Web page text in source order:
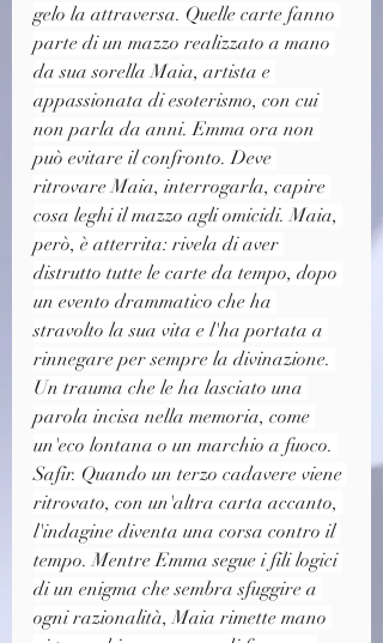
gelo la attraversa. Quelle carte fanno
parte di un mazzo realizzato a mano
da sua sorella Maia, artista e
appassionata di esoterismo, con cui
non parla da anni. Emma ora non
può evitare il confronto. Deve
ritrovare Maia, interrogarla, capire
cosa leghi il mazzo agli omicidi. Maia,
però, è atterrita: rivela di aver
distrutto tutte le carte da tempo, dopo
un evento drammatico che ha
stravolto la sua vita e l'ha portata a
rinnegare per sempre la divinazione.
Un trauma che le ha lasciato una
parola incisa nella memoria, come
un'eco lontana o un marchio a fuoco.
Safir. Quando un terzo cadavere viene
ritrovato, con un'altra carta accanto,
l'indagine diventa una corsa contro il
tempo. Mentre Emma segue i fili logici
di un enigma che sembra sfuggire a
ogni razionalità, Maia rimette mano